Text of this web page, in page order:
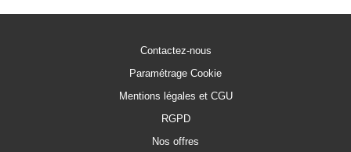
Contactez-nous
Paramétrage Cookie
Mentions légales et CGU
RGPD
Nos offres